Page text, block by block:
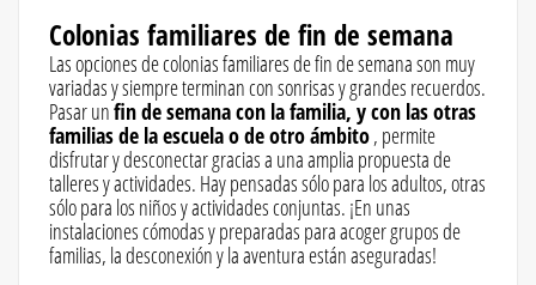
Colonias familiares de fin de semana
Las opciones de colonias familiares de fin de semana son muy
variadas y siempre terminan con sonrisas y grandes recuerdos.
Pasar unfin de semana con la familia, y con las otras
familias de la escuela o de otro ámbito, permite
disfrutar y desconectar gracias a una amplia propuesta de
talleres y actividades. Hay pensadas sólo para los adultos, otras
sólo para los niños y actividades conjuntas. ¡En unas
instalaciones cómodas y preparadas para acoger grupos de
familias, la desconexión y la aventura están aseguradas!